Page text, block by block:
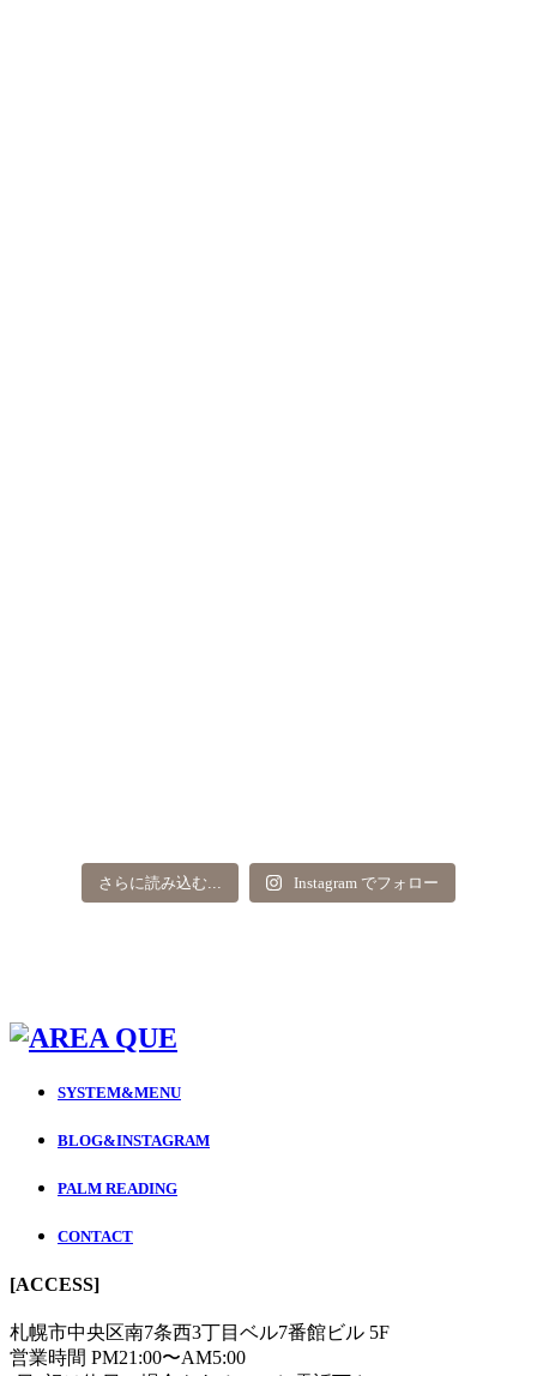
さらに読み込む... Instagram でフォロー
SYSTEM&MENU
BLOG&INSTAGRAM
PALM READING
CONTACT
[ACCESS]
札幌市中央区南7条西3丁目ベル7番館ビル 5F
営業時間 PM21:00〜AM5:00